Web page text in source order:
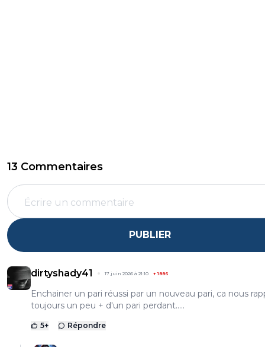
13 Commentaires
PUBLIER
dirtyshady41 17 juin 2026 à 21:10 +1886
Enchainer un pari réussi par un nouveau pari, ca nous
toujours un peu + d'un pari perdant.....
5+ Répondre